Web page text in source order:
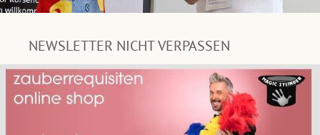
NEWSLETTER NICHT VERPASSEN